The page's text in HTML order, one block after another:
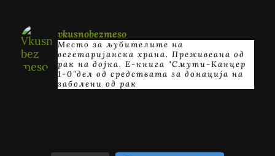
vkusnobezmeso
Место за љубителите на
вегетаријанска храна. Преживеана од
рак на дојка. E-книга "Смути-Канцер
1-0"дел од средствата за донација на
заболени од рак